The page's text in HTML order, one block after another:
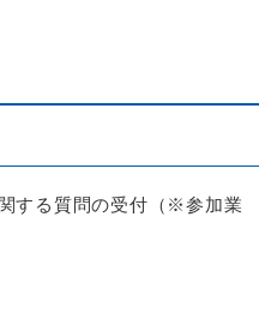
質問の受付（※参加業